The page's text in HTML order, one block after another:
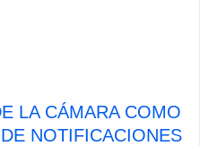
LA CÁMARA COMO
NOTIFICACIONES